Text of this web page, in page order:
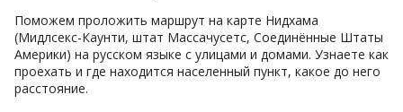
Поможем проложить маршрут на карте Нидхама
(Мидлсекс-Каунти, штат Массачусетс, Соединённые Штаты
Америки) на русском языке с улицами и домами. Узнаете как
проехать и где находится населенный пункт, какое до него
расстояние.